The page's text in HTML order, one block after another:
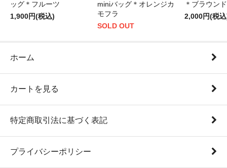
ッグ＊フルーツ
1,900円(税込)
miniバッグ＊オレンジカ
モフラ
SOLD OUT
＊ブラウン
2,000円(税
ホーム
カートを見る
特定商取引法に基づく表記
プライバシーポリシー